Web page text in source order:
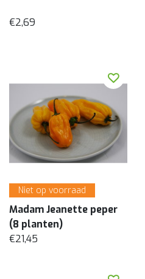
€2,69
Niet op voorraad
Madam Jeanette peper
(8 planten)
€21,45